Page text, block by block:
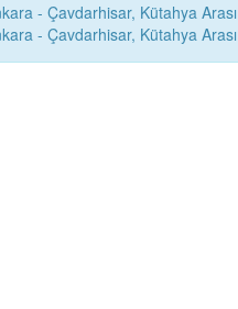
- Çavdarhisar, Kütahya
- Çavdarhisar, Kütahya